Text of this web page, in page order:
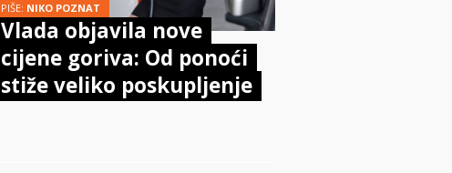
PIŠE: NIKO POZNAT
Vlada objavila nove
cijene goriva: Od ponoći
stiže veliko poskupljenje